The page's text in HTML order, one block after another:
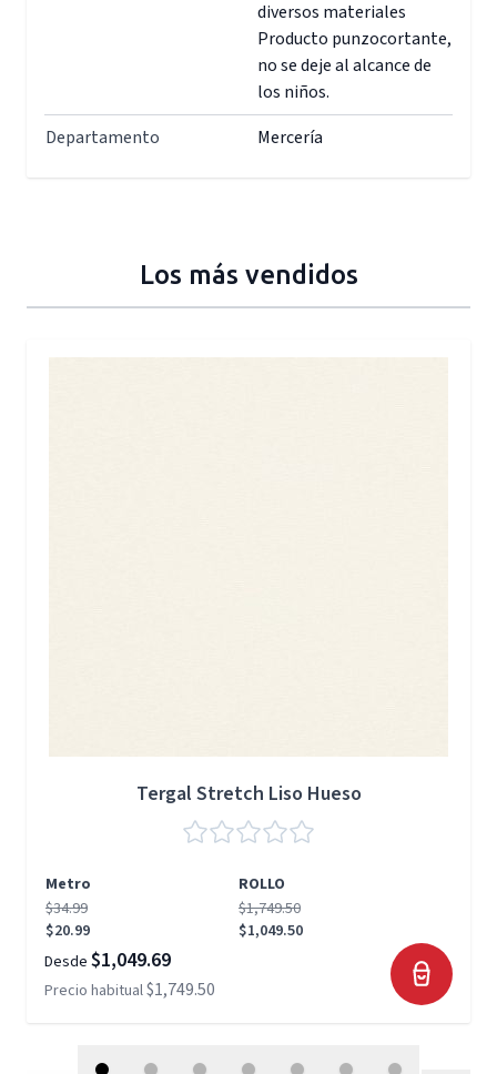
diversos materiales
Producto punzocortante,
no se deje al alcance de
los niños.
Departamento
Mercería
Los más vendidos
Tergal Stretch Liso Hueso
Metro
ROLLO
$34.99
$20.99
$1,749.50
$1,049.50
Desde $1,049.69
Precio habitual$1,749.50